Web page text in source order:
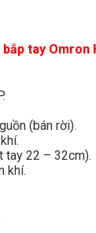
tay Omron
(bán rời).
tay 22 – 32cm).
khí.